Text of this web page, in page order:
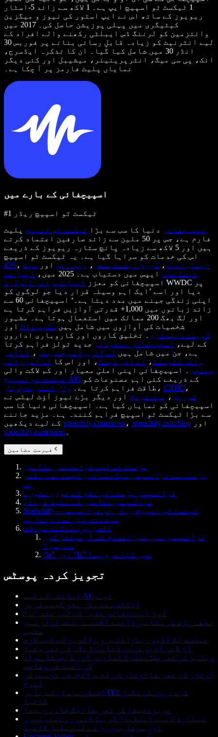
1 ٹیکسٹ ٹو اسپیچ ایپ ہے۔ 1 لاکھ سے زائد 5-اسٹار
ریویوز کے ساتھ اس نے ایپ اسٹور کی نیوز و میگزین
کیٹیگری میں پہلی پوزیشن حاصل کی۔ 2017 میں
وائتزمین کو لرننگ ڈس ایبلٹی رکھنے والے افراد کے
لیے انٹرنیٹ کو زیادہ قابلِ رسائی بنانے پر فوربس 30
انڈر 30 میں شامل کیا گیا۔ ان کا تذکرہ ایڈسرج،
انک، پی سی میگ، انٹرپرینیئر، میشیبل اور کئی دیگر
نمایاں پلیٹ فارمز پر آ چکا ہے۔
اسپیچفائی کے بارے میں
#1 ٹیکسٹ ٹو اسپیچ ریڈر
اسپیچفائی دنیا کا سب سے بڑا ٹیکسٹ ٹو اسپیچ پلیٹ
فارم ہے، جس پر 50 ملین سے زائد صارفین اعتماد کرتے
ہیں اور 5 لاکھ سے زیادہ پانچ ستارہ ریویوز کے ذریعے
اس کی خدمات کو سراہا گیا ہے۔ یہ ٹیکسٹ ٹو اسپیچ
iOS ، اینڈرائیڈ ، کروم ایکسٹینشن ، ویب ایپ اور
میک
ڈیسک ٹاپ ایپس میں دستیاب ہے۔ 2025 میں،
ایپل نے
اسپیچفائی کو معزز
ایپل ڈیزائن ایوارڈ
WWDC پر
دیا اور اسے ’ایک اہم وسیلہ قرار دیا جو لوگوں کو
اپنی زندگی جینے میں مدد دیتا ہے۔‘ اسپیچفائی 60 سے
زائد زبانوں میں 1,000+ قدرتی آوازیں فراہم کرتا ہے
اور لگ بھگ 200 ممالک میں استعمال ہوتا ہے۔ مشہور
شخصیات کی آوازوں میں شامل ہیں سنُوپ ڈاگ اور
گوینتھ پیلٹرو
۔ تخلیق کاروں اور کاروباری اداروں
کے لیے،
اسپیچفائی اسٹوڈیو جدید ٹولز فراہم کرتا
ہے، جن میں شامل ہیں اے آئی وائس جنریٹر ،
اے آئی
وائس کلوننگ، اے آئی ڈبنگ، اور اس کا
اے آئی وائس
چینجر
۔ اسپیچفائی اپنی اعلیٰ معیار اور کم لاگت والی
ٹیکسٹ ٹو اسپیچ API
طاقت فراہم کرتا ہے۔
وال اسٹریٹ جرنل ، CNBC ،
فوربز ، ٹیک کرنچ اور دیگر بڑے نیوز آؤٹ لیٹس نے
اسپیچفائی کو نمایاں کیا ہے۔ اسپیچفائی دنیا کا سب
سے بڑا ٹیکسٹ ٹو اسپیچ فراہم کنندہ ہے۔ مزید جاننے
speechify.com/news ، speechify.com/blog اور
speechify.com/press
فہرستِ مضامین
پڑھنے کے لیے فرانسیسی مضامین
پڑھنے سے فرانسیسی سیکھنے میں کیسے مدد ملتی
ہے
فرانسیسی پڑھنے کی مشق کے فوری مشورے
فرانسیسی مضامین کے مفید ذرائع
Speechify—ٹیکسٹ ٹو اسپیچ ریڈر جو فرانسیسی
سیکھنے میں مدد دیتا ہے
اکثر پوچھے گئے سوالات
فرانسیسی میں تین اقسام کے آرٹیکلز کون
سے ہیں؟
“le” اور “la” میں کیا فرق ہے؟
تجویز کردہ پوسٹس
اساتذہ کے لیے AI ٹولز
انگلش سننے کی مشق کیسے کریں
کیا اسپیچفائی طلبہ کے لیے مفت ہے؟
مجھے پڑھ کر سنائیں: اپنے آلات سے بلند آواز میں
سنیں
ٹیکسٹ بُک آڈیو ریڈر: طلبہ و والدین کے لیے لازم
آن لائن آڈیو درسی کتابیں: علم کی نئی دنیا
ویڈیو کی تعریف: متحرک تصاویر اور ڈیجیٹل مواد
کی دنیا کی وضاحت
اوتار کی تعریف: اوتار کی کثیرالجہتی نوعیت کی
کھوج
جنگی میدان کے ماہر: TF2 کرداروں کی مکمل
گائیڈ
پریزنٹیشن کی تعریف: ایک جامع رہنما
ڈسکارڈ کیسے استعمال کریں: گیمرز، اسٹریمرز
اور سوشل یوزرز کے لیے مکمل گائیڈ